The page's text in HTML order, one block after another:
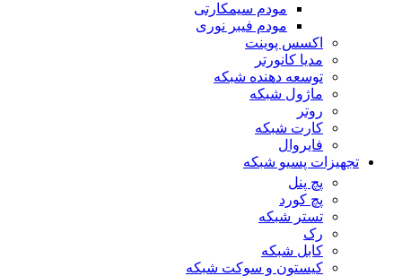
مودم سیمکارتی
مودم فیبر نوری
اکسس پوینت
مدیا کانورتر
توسعه دهنده شبکه
ماژول شبکه
روتر
کارت شبکه
فایروال
تجهیزات پسیو شبکه
پچ پنل
پچ کورد
تستر شبکه
رک
کابل شبکه
کیستون و سوکت شبکه